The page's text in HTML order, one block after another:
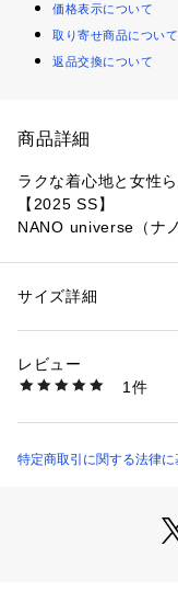
価格表示について
取り寄せ商品について
返品交換について
商品詳細
ラクな着心地と女性
【2025 SS】
NANO universe（ナ
トトップス。シャー
■デザイン
・トップスとしても
・凹凸感のあるシャ
性別：レディース
素材：ポリエステル
洗濯：手洗い 漂白× ア
ット非常に弱い
商品番号：
サイズ詳細
レビュー
1件
特定商取引に関する法律